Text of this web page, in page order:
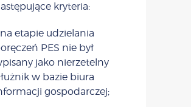
kryteria:
na etapie udzielania
PES nie był
jako nierzetelny
w bazie biura
gospodarczej;